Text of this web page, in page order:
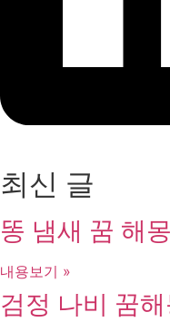
최신 글
똥 냄새 꿈 해
내용보기 »
검정 나비 꿈